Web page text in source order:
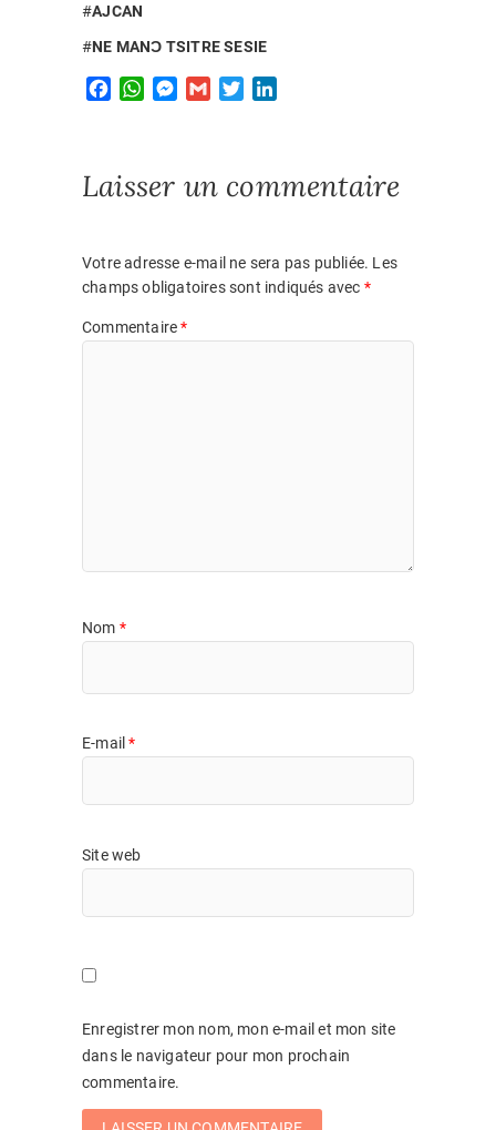
#AJCAN
#NE MANƆ TSITRE SESIE
b
k
W
s
p
M
e
e
r
G
l
t
e
n
Laisser un commentaire
Votre adresse e-mail ne sera pas publiée. Les
champs obligatoires sont indiqués avec *
Commentaire*
Nom *
E-mail*
Site web
Enregistrer mon nom, mon e-mail et mon site
dans le navigateur pour mon prochain
commentaire.